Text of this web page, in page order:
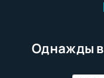
Однажды